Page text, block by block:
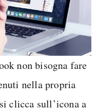
non bisogna fare
nella propria
clicca sull’icona a